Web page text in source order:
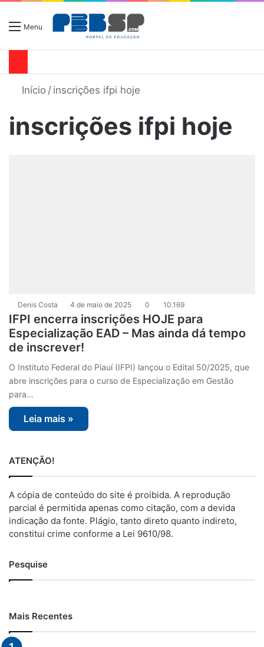
Menu
Início / inscrições ifpi hoje
inscrições ifpi hoje
Denis Costa 4 de maio de 2025 0 10.169
IFPI encerra inscrições HOJE para
Especialização EAD – Mas ainda dá tempo
de inscrever!
O Instituto Federal do Piauí (IFPI) lançou o Edital 50/2025, que
abre inscrições para o curso de Especialização em Gestão
para…
Leia mais »
ATENÇÃO!
A cópia de conteúdo do site é proibida. A reprodução
parcial é permitida apenas como citação, com a devida
indicação da fonte. Plágio, tanto direto quanto indireto,
constitui crime conforme a Lei 9610/98.
Pesquise
Mais Recentes